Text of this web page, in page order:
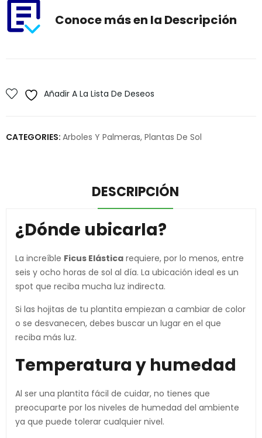
Conoce más en la Descripción
Añadir A La Lista De Deseos
CATEGORIES: Arboles Y Palmeras, Plantas De Sol
DESCRIPCIÓN
¿Dónde ubicarla?
La increíble Ficus Elástica requiere, por lo menos, entre
seis y ocho horas de sol al día. La ubicación ideal es un
spot que reciba mucha luz indirecta.
Si las hojitas de tu plantita empiezan a cambiar de color
o se desvanecen, debes buscar un lugar en el que
reciba más luz.
Temperatura y humedad
Al ser una plantita fácil de cuidar, no tienes que
preocuparte por los niveles de humedad del ambiente
ya que puede tolerar cualquier nivel.